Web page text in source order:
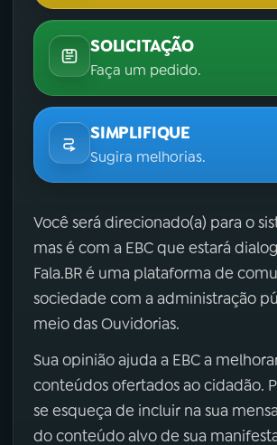
SOLICITAÇÃO
Faça um pedido.
SIMPLIFIQUE
Sugira melhorias.
Você será direcionado(a) para o
mas é com a EBC que estará
Fala.BR é uma plataforma de
sociedade com a administração
meio das Ouvidorias.
Sua opinião ajuda a EBC a
conteúdos ofertados ao cidadão.
se esqueça de incluir na sua
do conteúdo alvo de sua